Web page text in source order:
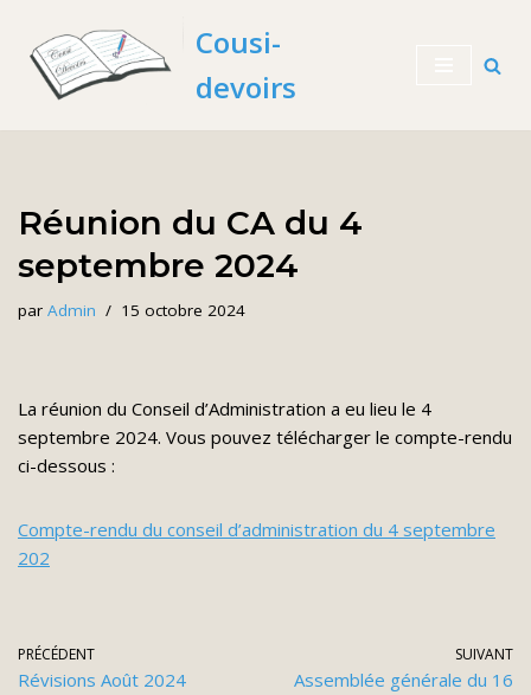
Aller
Cousi-
devoirs
Réunion du CA du 4
septembre 2024
par Admin 15 octobre 2024
La réunion du Conseil d’Administration a eu lieu le 4
septembre 2024. Vous pouvez télécharger le compte-rendu
ci-dessous :
Compte-rendu du conseil d’administration du 4 septembre
202
PRÉCÉDENT
Révisions Août 2024
SUIVANT
Assemblée générale du 16